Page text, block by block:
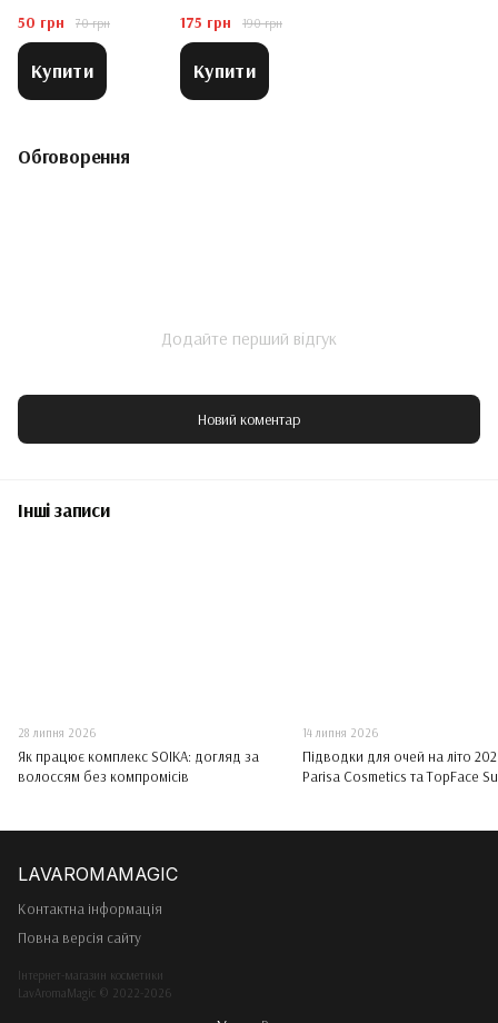
Salon Hair Repair Ampoule
50 грн 70 грн
Купити
волосся
175 грн 190 грн
Купити
Обговорення
Додайте перший відгук
Новий коментар
Інші записи
28 липня 2026
Як працює комплекс SOIKA: догляд за
волоссям без компромісів
14 липня 2026
Підводки для очей на літо
Parisa Cosmetics та TopFace
Контактна інформація
Повна версія сайту
Інтернет-магазин косметики
LavAromaMagic © 2022-2026